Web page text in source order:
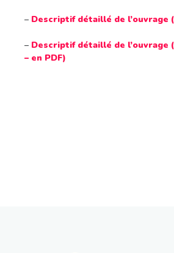
– Descriptif détaillé de l’ouvrage
– Descriptif détaillé de l’ouvrage
– en PDF)